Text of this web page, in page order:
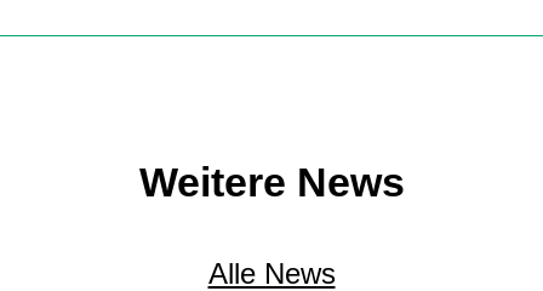
Weitere News
Alle News